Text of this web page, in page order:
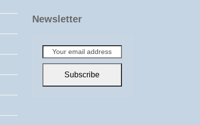
Newsletter
Your
email
address
Subscribe